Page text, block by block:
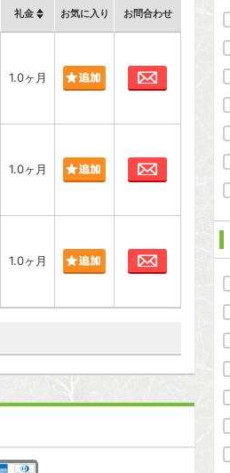
礼金 お気に入り お問合わせ
1.0ヶ月 お問合わせ
1.0ヶ月
1.0ヶ月 お問合わせ